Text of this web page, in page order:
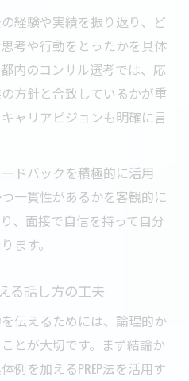
経験や実績を振り返り、ど
考や行動をとったかを具体
内のコンサル選考では、応
方針と合致しているかが重
ャリアビジョンも明確に言
ドバックを積極的に活用
一貫性があるかを客観的に
、面接で自信を持って自分
ます。
る話し方の工夫
伝えるためには、論理的か
とが大切です。まず結論か
例を加えるPREP法を活用す